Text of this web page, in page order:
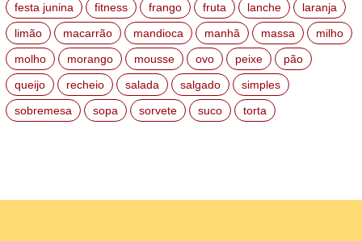
festa junina
fitness frango fruta lanche
laranja
limão
macarrão mandioca manhã massa
milho
molho
morango mousse ovo peixe
pão
queijo
recheio salada salgado
simples
sobremesa
sopa sorvete suco torta